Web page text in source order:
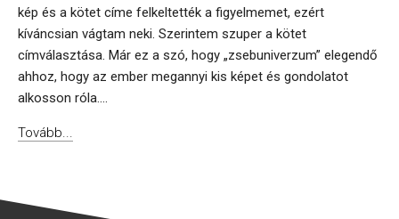
kép és a kötet címe felkeltették a figyelmemet, ezért
kíváncsian vágtam neki. Szerintem szuper a kötet
címválasztása. Már ez a szó, hogy „zsebuniverzum” elegendő
ahhoz, hogy az ember megannyi kis képet és gondolatot
alkosson róla....
Tovább...